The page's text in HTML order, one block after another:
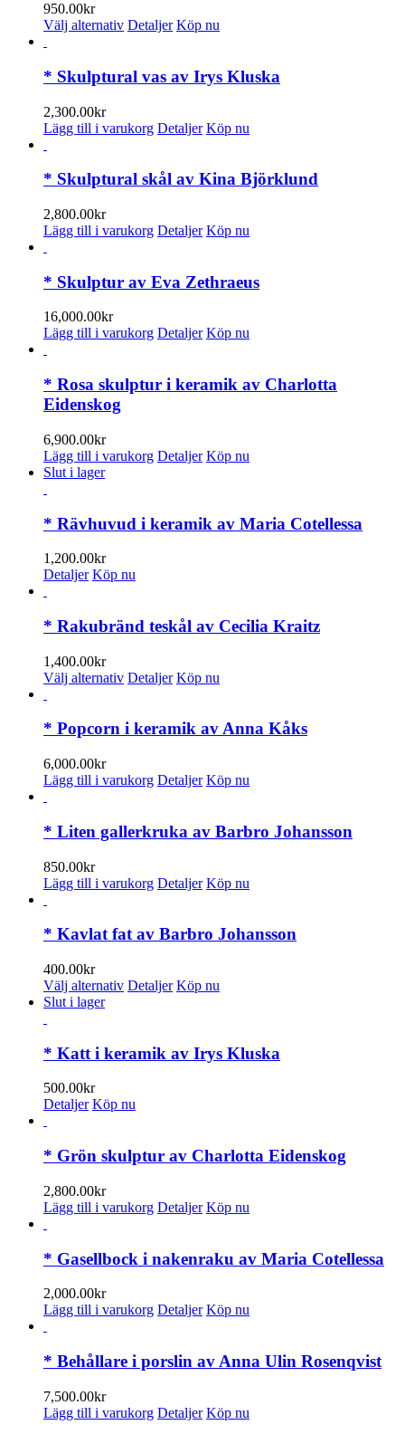
De
olika
kan
väljas
950.00kr
Välj alternativ Den
har
flera
De
olika
kan
väljas
Detaljer Köp nu
* Skulptural vas av Irys Kluska
2,300.00kr
Lägg till i varukorg Detaljer Köp nu
* Skulptural skål av Kina Björklund
2,800.00kr
Lägg till i varukorg Detaljer Köp nu
* Skulptur av Eva Zethraeus
16,000.00kr
Lägg till i varukorg Detaljer Köp nu
* Rosa skulptur i keramik av Charlotta
Eidenskog
6,900.00kr
Lägg till i varukorg Detaljer Köp nu
Slut i lager
* Rävhuvud i keramik av Maria Cotellessa
1,200.00kr
Detaljer Köp nu
* Rakubränd teskål av Cecilia Kraitz
1,400.00kr
Välj alternativ Den
har
De
olika
kan
väljas
Detaljer Köp nu
* Popcorn i keramik av Anna Kåks
6,000.00kr
Lägg till i varukorg Detaljer Köp nu
* Liten gallerkruka av Barbro Johansson
850.00kr
Lägg till i varukorg Detaljer Köp nu
* Kavlat fat av Barbro Johansson
400.00kr
Välj alternativ Den
flera
varianter.
olika
alternativen
väljas
på
Detaljer Köp nu
Slut i lager
* Katt i keramik av Irys Kluska
500.00kr
Detaljer Köp nu
* Grön skulptur av Charlotta Eidenskog
2,800.00kr
Lägg till i varukorg Detaljer Köp nu
* Gasellbock i nakenraku av Maria Cotellessa
2,000.00kr
Lägg till i varukorg Detaljer Köp nu
* Behållare i porslin av Anna Ulin Rosenqvist
7,500.00kr
Lägg till i varukorg Detaljer Köp nu